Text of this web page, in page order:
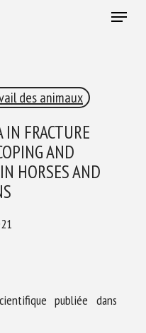
Menu
des animaux
FRACTURE
AND
HORSES AND
publiée dans
GRATUITEMENT